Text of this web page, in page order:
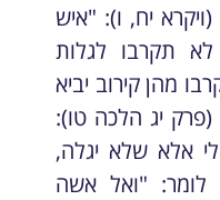
יח, ו): "איש
תקרבו לגלות
מהן קירוב יביא
(פרק יג הלכה טו):
אלא שלא יגלה,
לומר: "ואל אשה